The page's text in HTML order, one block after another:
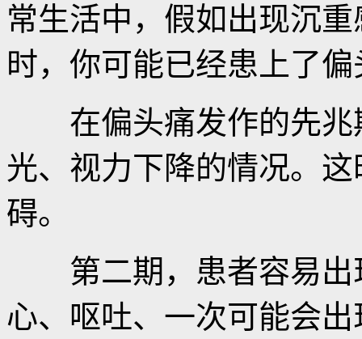
常生活中，假如出现沉
时，你可能已经患上了偏
在偏头痛发作的先兆
光、视力下降的情况。
碍。
第二期，患者容易出
心、呕吐、一次可能会